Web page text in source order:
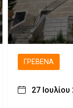
ΓΡΕΒΕΝΆ
27 Ιουλίου